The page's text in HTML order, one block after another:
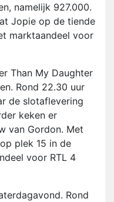
namelijk 927.000.
Jopie op de tiende
marktaandeel voor
Than My Daughter
Rond 22.30 uur
de slotaflevering
keken er
van Gordon. Met
plek 15 in de
voor RTL 4
Rond